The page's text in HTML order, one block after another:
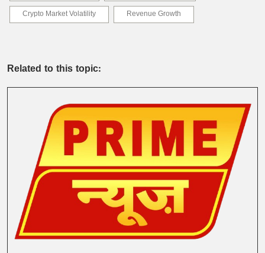
Crypto Market Volatility
Revenue Growth
Related to this topic: